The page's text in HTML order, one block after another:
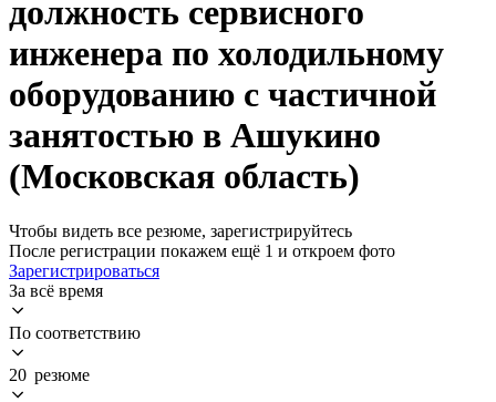
должность сервисного
инженера по холодильному
оборудованию с частичной
занятостью в Ашукино
(Московская область)
Чтобы видеть все резюме, зарегистрируйтесь
После регистрации покажем ещё 1 и откроем фото
Зарегистрироваться
За всё время
По соответствию
20 резюме